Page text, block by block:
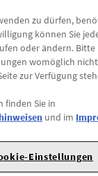
https://
60 R16
zu dürfen,
können Sie
oder ändern. Bitte
womöglich
zur Verfügung
finden Sie in
und im
Einstellungen